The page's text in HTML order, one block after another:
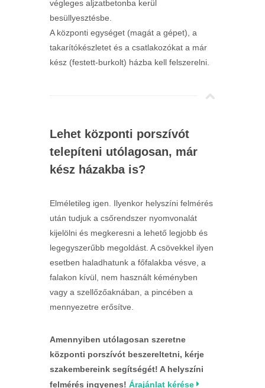
végleges aljzatbetonba kerül
besüllyesztésbe.
A központi egységet (magát a gépet), a
takarítókészletet és a csatlakozókat a már
kész (festett-burkolt) házba kell felszerelni.
Lehet központi porszívót
telepíteni utólagosan, már
kész házakba is?
Elméletileg igen. Ilyenkor helyszíni felmérés
után tudjuk a csőrendszer nyomvonalát
kijelölni és megkeresni a lehető legjobb és
legegyszerűbb megoldást. A csövekkel ilyen
esetben haladhatunk a főfalakba vésve, a
falakon kívül, nem használt kéményben
vagy a szellőzőaknában, a pincében a
mennyezetre erősítve.
Amennyiben utólagosan szeretne
központi porszívót beszereltetni, kérje
szakembereink segítségét! A helyszíni
felmérés ingyenes! Árajánlat kérése